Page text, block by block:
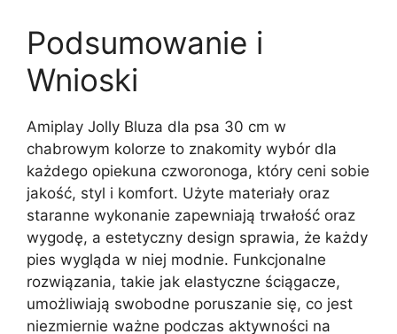
Podsumowanie i
Wnioski
Amiplay Jolly Bluza dla psa 30 cm w
chabrowym kolorze to znakomity wybór dla
każdego opiekuna czworonoga, który ceni sobie
jakość, styl i komfort. Użyte materiały oraz
staranne wykonanie zapewniają trwałość oraz
wygodę, a estetyczny design sprawia, że każdy
pies wygląda w niej modnie. Funkcjonalne
rozwiązania, takie jak elastyczne ściągacze,
umożliwiają swobodne poruszanie się, co jest
niezmiernie ważne podczas aktywności na